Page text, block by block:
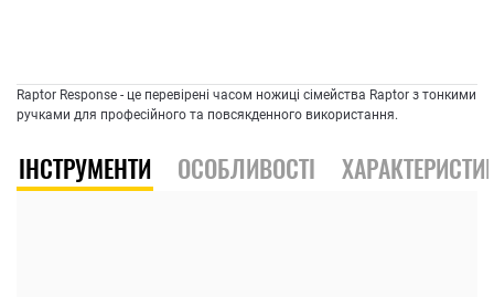
Raptor Response - це перевірені часом ножиці сімейства Raptor з тонкими
ручками для професійного та повсякденного використання.
ІНСТРУМЕНТИ ОСОБЛИВОСТІ